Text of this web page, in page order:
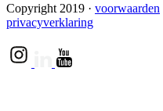
Copyright 2019 · voorwaarden
privacyverklaring